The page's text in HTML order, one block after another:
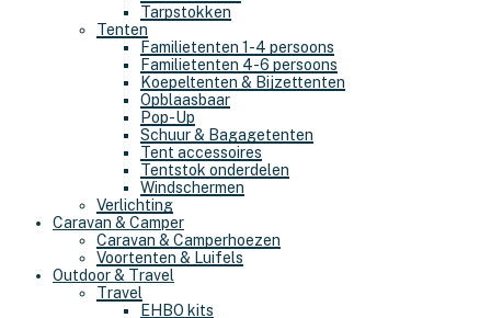
Tarpstokken
Tenten
Familietenten 1-4 persoons
Familietenten 4-6 persoons
Koepeltenten & Bijzettenten
Opblaasbaar
Pop-Up
Schuur & Bagagetenten
Tent accessoires
Tentstok onderdelen
Windschermen
Verlichting
Caravan & Camper
Caravan & Camperhoezen
Voortenten & Luifels
Outdoor & Travel
Travel
EHBO kits